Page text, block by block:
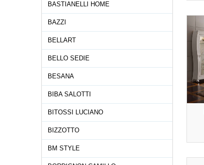
BASTIANELLI HOME
BAZZI
BELLART
BELLO SEDIE
BESANA
BIBA SALOTTI
BITOSSI LUCIANO
BIZZOTTO
BM STYLE